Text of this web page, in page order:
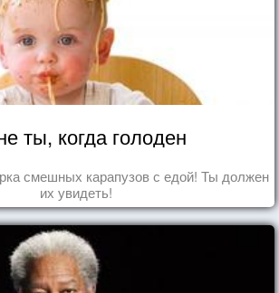
ты, когда голоден
смешных карапузов с едой! Ты должен
их увидеть!